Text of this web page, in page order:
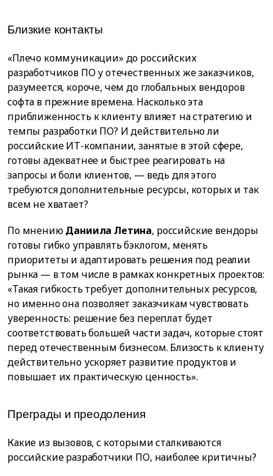
Близкие контакты
«Плечо коммуникации» до российских
разработчиков ПО у отечественных же заказчиков,
разумеется, короче, чем до глобальных вендоров
софта в прежние времена. Насколько эта
приближенность к клиенту влияет на стратегию и
темпы разработки ПО? И действительно ли
российские ИТ-компании, занятые в этой сфере,
готовы адекватнее и быстрее реагировать на
запросы и боли клиентов, — ведь для этого
требуются дополнительные ресурсы, которых и так
всем не хватает?
По мнениюДаниила Летина, российские вендоры
готовы гибко управлять бэклогом, менять
приоритеты и адаптировать решения под реалии
рынка — в том числе в рамках конкретных проектов:
«Такая гибкость требует дополнительных ресурсов,
но именно она позволяет заказчикам чувствовать
уверенность: решение без переплат будет
соответствовать большей части задач, которые стоят
перед отечественным бизнесом. Близость к клиенту
действительно ускоряет развитие продуктов и
повышает их практическую ценность».
Преграды и преодоления
Какие из вызовов, с которыми сталкиваются
российские разработчики ПО, наиболее критичны?